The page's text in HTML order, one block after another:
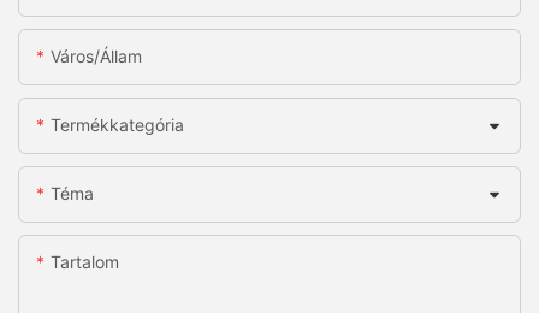
Város/állam
Termékkategória
Téma
Tartalom